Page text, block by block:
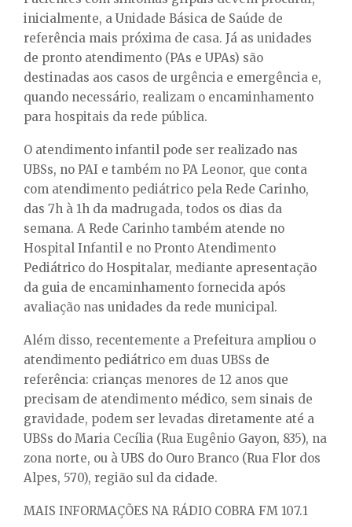
inicialmente, a Unidade Básica de Saúde de
referência mais próxima de casa. Já as unidades
de pronto atendimento (PAs e UPAs) são
destinadas aos casos de urgência e emergência e,
quando necessário, realizam o encaminhamento
para hospitais da rede pública.
O atendimento infantil pode ser realizado nas
UBSs, no PAI e também no PA Leonor, que conta
com atendimento pediátrico pela Rede Carinho,
das 7h à 1h da madrugada, todos os dias da
semana. A Rede Carinho também atende no
Hospital Infantil e no Pronto Atendimento
Pediátrico do Hospitalar, mediante apresentação
da guia de encaminhamento fornecida após
avaliação nas unidades da rede municipal.
Além disso, recentemente a Prefeitura ampliou o
atendimento pediátrico em duas UBSs de
referência: crianças menores de 12 anos que
precisam de atendimento médico, sem sinais de
gravidade, podem ser levadas diretamente até a
UBSs do Maria Cecília (Rua Eugênio Gayon, 835), na
zona norte, ou à UBS do Ouro Branco (Rua Flor dos
Alpes, 570), região sul da cidade.
MAIS INFORMAÇÕES NA RÁDIO COBRA FM 107.1